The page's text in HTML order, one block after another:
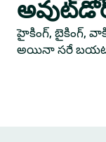
హైకింగ్, బైకింగ్,
అయినా సరే బయట